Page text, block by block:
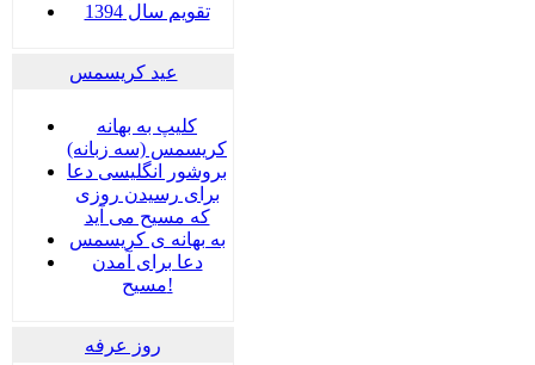
تقویم سال 1394
عید کریسمس
کلیپ به بهانه
کریسمس (سه زبانه)
بروشور انگلیسی دعا
برای رسیدن روزی
که مسیح می آید
به بهانه ی کریسمس
دعا برای آمدن
مسیح!
روز عرفه